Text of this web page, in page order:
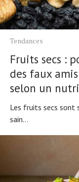
Tendances
Fruits secs :
des faux
selon un
Les fruits secs sont
sain...